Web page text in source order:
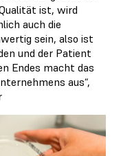
ist, wird
auch die
sein, also ist
und der Patient
Endes macht das
aus“,